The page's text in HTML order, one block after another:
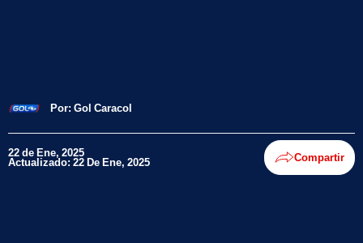
Por: Gol Caracol
22 de Ene, 2025
Actualizado: 22 De Ene, 2025 Compartir